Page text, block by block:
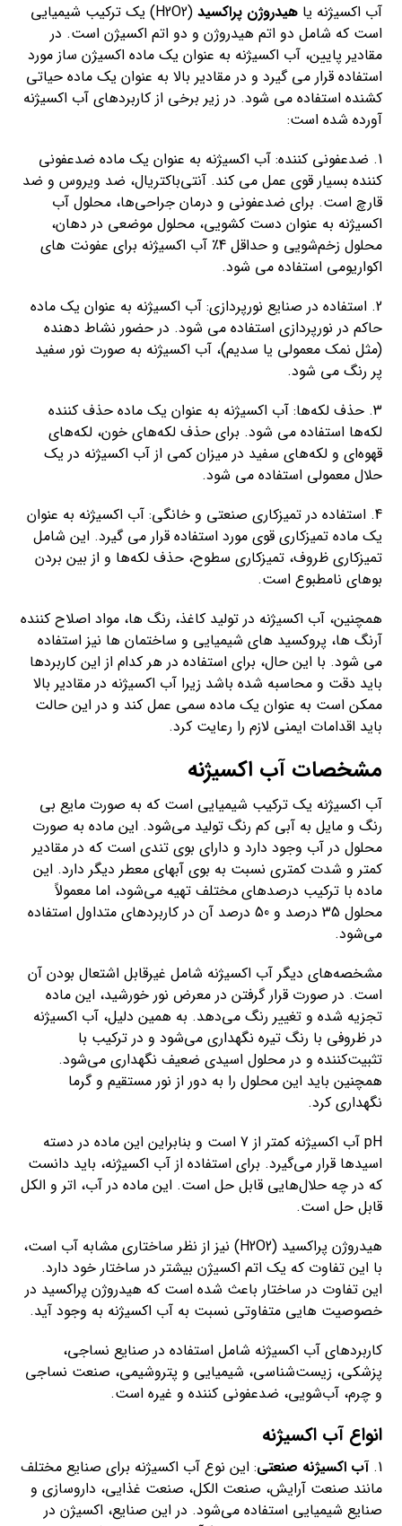
آب اکسیژنه یاهیدروژن پراکسید
(H2O2) یک ترکیب شیمیایی
است که شامل دو اتم هیدروژن و دو اتم اکسیژن است. در
مقادیر پایین، آب اکسیژنه به عنوان یک ماده اکسیژن ساز مورد
استفاده قرار می گیرد و در مقادیر بالا به عنوان یک ماده حیاتی
کشنده استفاده می شود. در زیر برخی از کاربردهای آب اکسیژنه
آورده شده است:
1. ضدعفونی کننده: آب اکسیژنه به عنوان یک ماده ضدعفونی
کننده بسیار قوی عمل می کند. آنتی‌باکتریال، ضد ویروس و ضد
قارچ است. برای ضدعفونی و درمان جراحی‌ها، محلول آب
اکسیژنه به عنوان دست کشویی، محلول موضعی در دهان،
محلول زخم‌شویی و حداقل 4٪ آب اکسیژنه برای عفونت های
اکواریومی استفاده می شود.
2. استفاده در صنایع نورپردازی: آب اکسیژنه به عنوان یک ماده
حاکم در نورپردازی استفاده می شود. در حضور نشاط دهنده
(مثل نمک معمولی یا سدیم)، آب اکسیژنه به صورت نور سفید
پر رنگ می شود.
3. حذف لکه‌ها: آب اکسیژنه به عنوان یک ماده حذف کننده
لکه‌ها استفاده می شود. برای حذف لکه‌های خون، لکه‌های
قهوه‌ای و لکه‌های سفید در میزان کمی از آب اکسیژنه در یک
حلال معمولی استفاده می شود.
4. استفاده در تمیزکاری صنعتی و خانگی: آب اکسیژنه به عنوان
یک ماده تمیزکاری قوی مورد استفاده قرار می گیرد. این شامل
تمیزکاری ظروف، تمیزکاری سطوح، حذف لکه‌ها و از بین بردن
بوهای نامطبوع است.
همچنین، آب اکسیژنه در تولید کاغذ، رنگ ها، مواد اصلاح کننده
آرنگ ها، پروکسید های شیمیایی و ساختمان ها نیز استفاده
می شود. با این حال، برای استفاده در هر کدام از این کاربردها
باید دقت و محاسبه شده باشد زیرا آب اکسیژنه در مقادیر بالا
ممکن است به عنوان یک ماده سمی عمل کند و در این حالت
باید اقدامات ایمنی لازم را رعایت کرد.
مشخصات آب اکسیژنه
آب اکسیژنه یک ترکیب شیمیایی است که به صورت مایع بی
رنگ و مایل به آبی کم رنگ تولید می‌شود. این ماده به صورت
محلول در آب وجود دارد و دارای بوی تندی است که در مقادیر
کمتر و شدت کمتری نسبت به بوی آبهای معطر دیگر دارد. این
ماده با ترکیب درصدهای مختلف تهیه می‌شود، اما معمولاً
محلول 35 درصد و 50 درصد آن در کاربردهای متداول استفاده
می‌شود.
مشخصه‌های دیگر آب اکسیژنه شامل غیرقابل اشتعال بودن آن
است. در صورت قرار گرفتن در معرض نور خورشید، این ماده
تجزیه شده و تغییر رنگ می‌دهد. به همین دلیل، آب اکسیژنه
در ظروفی با رنگ تیره نگهداری می‌شود و در ترکیب با
تثبیت‌کننده و در محلول اسیدی ضعیف نگهداری می‌شود.
همچنین باید این محلول را به دور از نور مستقیم و گرما
نگهداری کرد.
pH آب اکسیژنه کمتر از 7 است و بنابراین این ماده در دسته
اسیدها قرار می‌گیرد. برای استفاده از آب اکسیژنه، باید دانست
که در چه حلال‌هایی قابل حل است. این ماده در آب، اتر و الکل
قابل حل است.
هیدروژن پراکسید (H2O2) نیز از نظر ساختاری مشابه آب است،
با این تفاوت که یک اتم اکسیژن بیشتر در ساختار خود دارد.
این تفاوت در ساختار باعث شده است که هیدروژن پراکسید در
خصوصیت هایی متفاوتی نسبت به آب اکسیژنه به وجود آید.
کاربردهای آب اکسیژنه شامل استفاده در صنایع نساجی،
پزشکی، زیست‌شناسی، شیمیایی و پتروشیمی، صنعت نساجی
و چرم، آب‌شویی، ضدعفونی کننده و غیره است.
انواع آب اکسیژنه
1. آب اکسیژنه صنعتی: این نوع آب اکسیژنه برای صنایع مختلف
مانند صنعت آرایش، صنعت الکل، صنعت غذایی، داروسازی و
صنایع شیمیایی استفاده می‌شود. در این صنایع، اکسیژن در